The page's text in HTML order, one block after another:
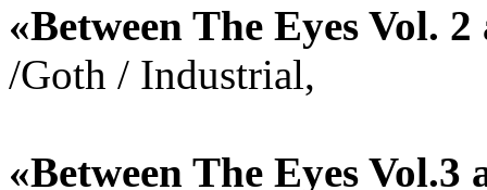
«Between The Eyes Vol.
/Goth / Industrial,
«Between The Eyes Vol.3